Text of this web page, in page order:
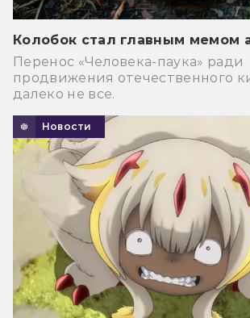
Колобок стал главным мемом
Перенос «Человека-паука» ради
продвижения отечественного
далеко не все.
Новости